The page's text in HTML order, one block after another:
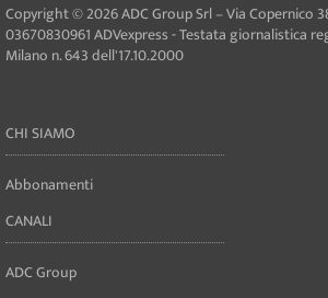
Copyright © 2026 ADC Group Srl – Via Copernico
03670830961 ADVexpress - Testata giornalistica
Milano n. 643 dell'17.10.2000
CHI SIAMO
Abbonamenti
CANALI
ADC Group